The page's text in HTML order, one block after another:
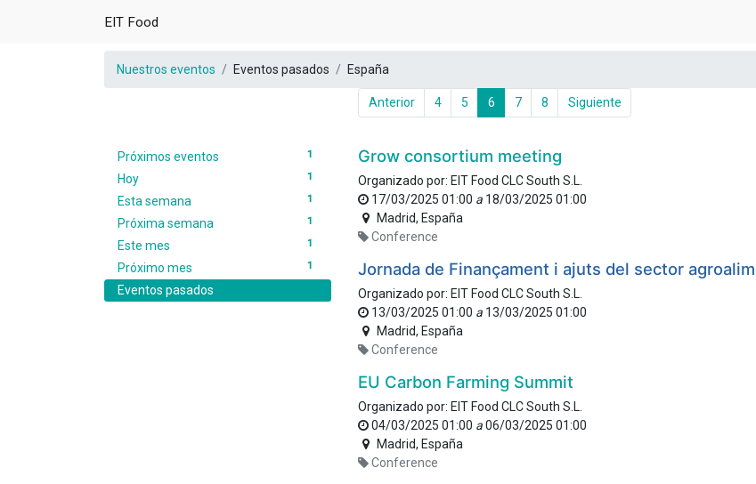
EIT Food
Nuestros eventos Eventos pasados España
Anterior 4 5 6 7 8 Siguiente
Próximos eventos 1
Hoy 1
Esta semana 1
Próxima semana 1
Este mes 1
Próximo mes 1
Eventos pasados
Grow consortium meeting
Organizado por: EIT Food CLC South S.L.
17/03/2025 01:00 a 18/03/2025 01:00
Madrid, España
Conference
Jornada de Finançament i ajuts del sector
Organizado por: EIT Food CLC South S.L.
13/03/2025 01:00 a 13/03/2025 01:00
Madrid, España
Conference
EU Carbon Farming Summit
Organizado por: EIT Food CLC South S.L.
04/03/2025 01:00 a06/03/2025 01:00
Madrid, España
Conference